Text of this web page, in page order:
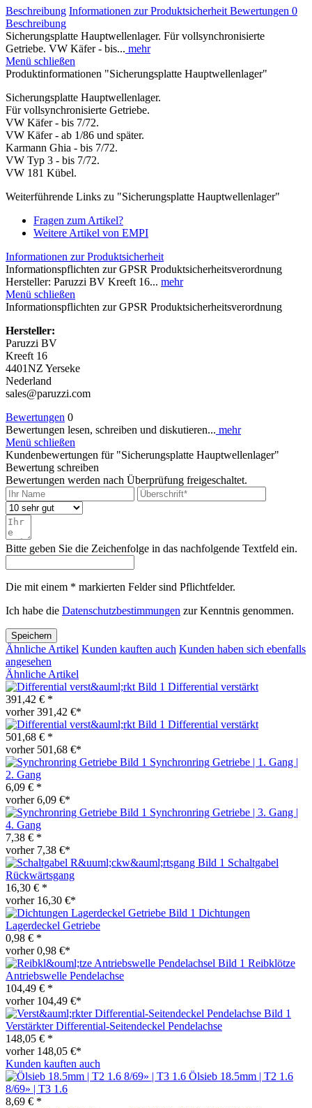
Beschreibung Informationen zur Produktsicherheit Bewertungen 0
Beschreibung
Sicherungsplatte Hauptwellenlager. Für vollsynchronisierte
Getriebe. VW Käfer - bis... mehr
Menü schließen
Produktinformationen "Sicherungsplatte Hauptwellenlager"
Sicherungsplatte Hauptwellenlager.
Für vollsynchronisierte Getriebe.
VW Käfer - bis 7/72.
VW Käfer - ab 1/86 und später.
Karmann Ghia - bis 7/72.
VW Typ 3 - bis 7/72.
VW 181 Kübel.
Weiterführende Links zu "Sicherungsplatte Hauptwellenlager"
Fragen zum Artikel?
Weitere Artikel von EMPI
Informationen zur Produktsicherheit
Informationspflichten zur GPSR Produktsicherheitsverordnung
Hersteller: Paruzzi BV Kreeft 16... mehr
Menü schließen
Informationspflichten zur GPSR Produktsicherheitsverordnung
Hersteller:
Paruzzi BV
Kreeft 16
4401NZ Yerseke
Nederland
sales@paruzzi.com
Bewertungen 0
Bewertungen lesen, schreiben und diskutieren... mehr
Menü schließen
Kundenbewertungen für "Sicherungsplatte Hauptwellenlager"
Bewertung schreiben
Bewertungen werden nach Überprüfung freigeschaltet.
Bitte geben Sie die Zeichenfolge in das nachfolgende Textfeld ein.
Die mit einem * markierten Felder sind Pflichtfelder.
Ich habe die Datenschutzbestimmungen zur Kenntnis genommen.
Speichern
Ähnliche Artikel Kunden kauften auch Kunden haben sich ebenfalls
angesehen
Ähnliche Artikel
Differential verstärkt
391,42 € *
vorher 391,42 €*
Differential verstärkt
501,68 € *
vorher 501,68 €*
Synchronring Getriebe | 1. Gang |
2. Gang
6,09 € *
vorher 6,09 €*
Synchronring Getriebe | 3. Gang |
4. Gang
7,38 € *
vorher 7,38 €*
Schaltgabel
Rückwärtsgang
16,30 € *
vorher 16,30 €*
Dichtungen
Lagerdeckel Getriebe
0,98 € *
vorher 0,98 €*
Reibklötze
Antriebswelle Pendelachse
104,49 € *
vorher 104,49 €*
Verstärkter Differential-Seitendeckel Pendelachse
148,05 € *
vorher 148,05 €*
Kunden kauften auch
Ölsieb 18.5mm | T2 1.6
8/69» | T3 1.6
8,69 € *